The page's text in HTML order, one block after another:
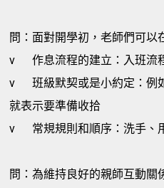
問：面對開學初，老師們可以
v
作息流程的建立：入班流
v
班級默契或是小約定：例
就表示要準備收拾
v
常規規則和順序：洗手、
問：為維持良好的親師互動